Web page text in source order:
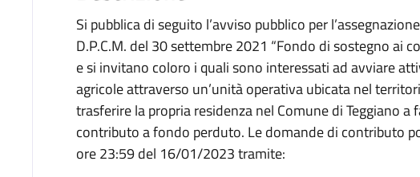
Si pubblica di seguito l’avviso pubblico per
D.P.C.M. del 30 settembre 2021 “Fondo di sostegno ai
e si invitano coloro i quali sono interessati ad avviare
agricole attraverso un’unità operativa ubicata nel
trasferire la propria residenza nel Comune di Teggiano
contributo a fondo perduto. Le domande di contributo
ore 23:59 del 16/01/2023 tramite: